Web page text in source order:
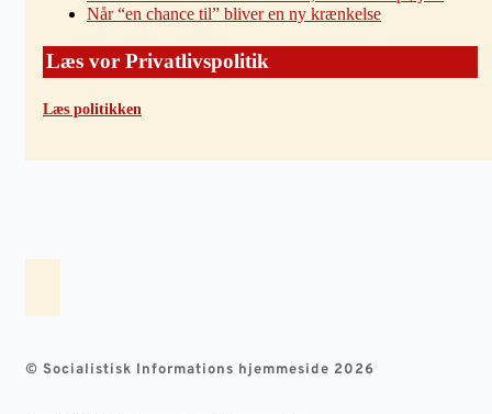
Når “en chance til” bliver en ny krænkelse
Læs vor Privatlivspolitik
Læs politikken
© Socialistisk Informations hjemmeside 2026